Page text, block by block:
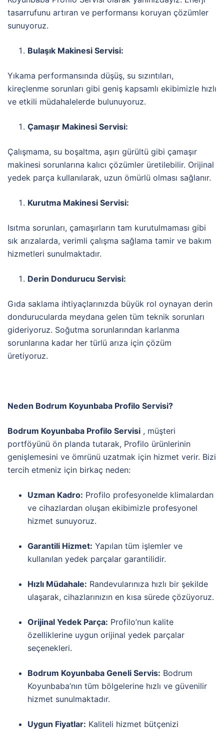
tasarrufunu artıran ve performansı koruyan çözümler
sunuyoruz.
Bulaşık Makinesi Servisi:
Yıkama performansında düşüş, su sızıntıları,
kireçlenme sorunları gibi geniş kapsamlı ekibimizle hızlı
ve etkili müdahalelerde bulunuyoruz.
Çamaşır Makinesi Servisi:
Çalışmama, su boşaltma, aşırı gürültü gibi çamaşır
makinesi sorunlarına kalıcı çözümler üretilebilir. Orijinal
yedek parça kullanılarak, uzun ömürlü olması sağlanır.
Kurutma Makinesi Servisi:
Isıtma sorunları, çamaşırların tam kurutulmaması gibi
sık arızalarda, verimli çalışma sağlama tamir ve bakım
hizmetleri sunulmaktadır.
Derin Dondurucu Servisi:
Gıda saklama ihtiyaçlarınızda büyük rol oynayan derin
dondurucularda meydana gelen tüm teknik sorunları
gideriyoruz. Soğutma sorunlarından karlanma
sorunlarına kadar her türlü arıza için çözüm
üretiyoruz.
Neden Bodrum Koyunbaba Profilo Servisi?
Bodrum Koyunbaba Profilo Servisi , müşteri
portföyünü ön planda tutarak, Profilo ürünlerinin
genişlemesini ve ömrünü uzatmak için hizmet verir. Bizi
tercih etmeniz için birkaç neden:
Uzman Kadro: Profilo profesyonelde klimalardan
ve cihazlardan oluşan ekibimizle profesyonel
hizmet sunuyoruz.
Garantili Hizmet: Yapılan tüm işlemler ve
kullanılan yedek parçalar garantilidir.
Hızlı Müdahale: Randevularınıza hızlı bir şekilde
ulaşarak, cihazlarınızın en kısa sürede çözüyoruz.
Orijinal Yedek Parça: Profilo’nun kalite
özelliklerine uygun orijinal yedek parçalar
seçenekleri.
Bodrum Koyunbaba Geneli Servis: Bodrum
Koyunbaba’nın tüm bölgelerine hızlı ve güvenilir
hizmet sunulmaktadır.
Uygun Fiyatlar: Kaliteli hizmet bütçenizi